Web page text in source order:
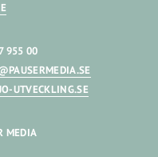
955 00
UTVECKLING.SE
MEDIA